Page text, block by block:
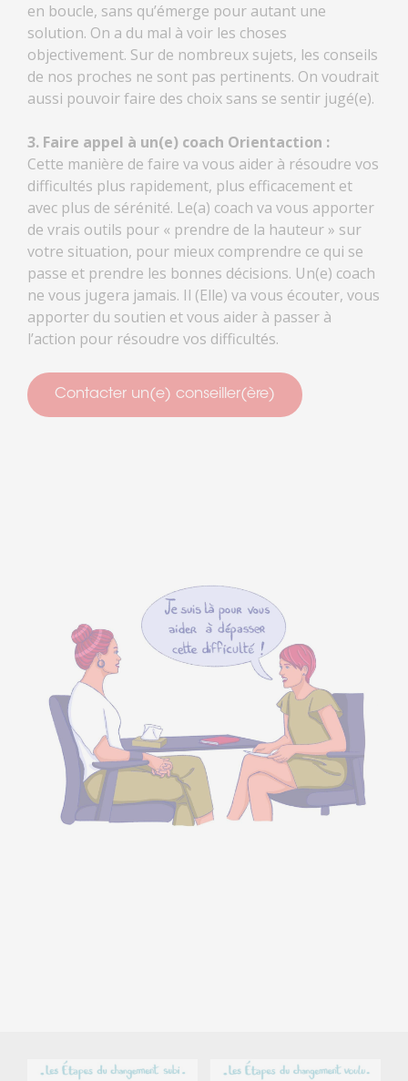
en boucle, sans qu’émerge pour autant une
solution. On a du mal à voir les choses
objectivement. Sur de nombreux sujets, les conseils
de nos proches ne sont pas pertinents. On voudrait
aussi pouvoir faire des choix sans se sentir jugé(e).
3. Faire appel à un(e) coach Orientaction :
Cette manière de faire va vous aider à résoudre vos
difficultés plus rapidement, plus efficacement et
avec plus de sérénité. Le(a) coach va vous apporter
de vrais outils pour « prendre de la hauteur » sur
votre situation, pour mieux comprendre ce qui se
passe et prendre les bonnes décisions. Un(e) coach
ne vous jugera jamais. Il (Elle) va vous écouter, vous
apporter du soutien et vous aider à passer à
l’action pour résoudre vos difficultés.
Contacter un(e) conseiller(ère)